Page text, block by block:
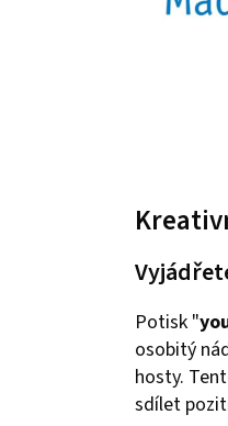
Potisk "
osobitý
hosty.
sdílet